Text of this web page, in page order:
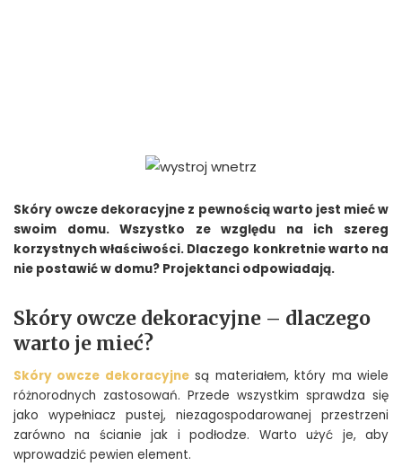
Skóry owcze dekoracyjne z pewnością warto jest mieć w
swoim domu. Wszystko ze względu na ich szereg
korzystnych właściwości. Dlaczego konkretnie warto na
nie postawić w domu? Projektanci odpowiadają.
Skóry owcze dekoracyjne – dlaczego
warto je mieć?
Skóry owcze dekoracyjnesą materiałem, który ma wiele
różnorodnych zastosowań. Przede wszystkim sprawdza się
jako wypełniacz pustej, niezagospodarowanej przestrzeni
zarówno na ścianie jak i podłodze. Warto użyć je, aby
wprowadzić pewien element.